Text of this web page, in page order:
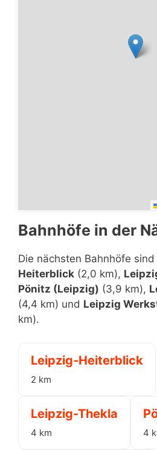
Bahnhöfe in der
Die nächsten Bahnhöfe sind
Heiterblick (2,0 km),
Pönitz (Leipzig) (3,9 km),
(4,4 km) und Leipzig
km).
Leipzig-Heiterblick
2 km
Leipzig-Thekla
4 km 4